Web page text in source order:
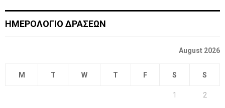
ΗΜΕΡΟΛΟΓΙΟ ΔΡΑΣΕΩΝ
August 2026
M T W T F S S
1 2